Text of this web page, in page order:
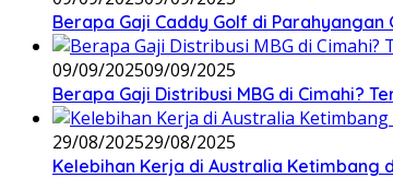
Berapa Gaji Caddy Golf di
09/09/202509/09/2025
Berapa Gaji Distribusi MBG di Cimahi?
29/08/202529/08/2025
Kelebihan Kerja di Australia Ketimbang